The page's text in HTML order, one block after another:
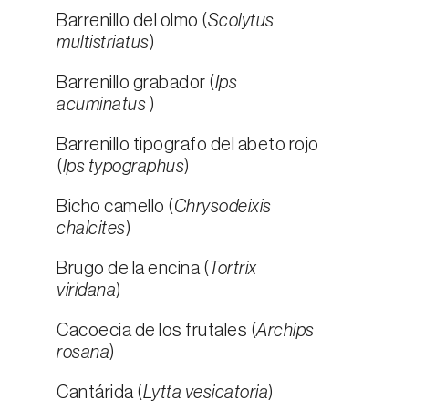
Barrenillo del olmo (Scolytus
multistriatus)
Barrenillo grabador (Ips
acuminatus )
Barrenillo tipografo del abeto rojo
(Ips typographus)
Bicho camello (Chrysodeixis
chalcites)
Brugo de la encina ( Tortrix
viridana)
Cacoecia de los frutales (Archips
rosana)
Cantárida (Lytta vesicatoria)